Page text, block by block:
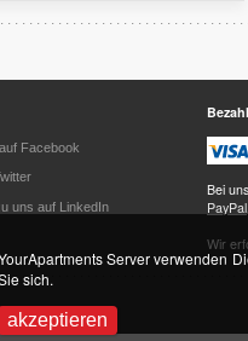
Server verwenden
sich.
Facebook
uns auf LinkedIn
Bei
PayPal
Wir